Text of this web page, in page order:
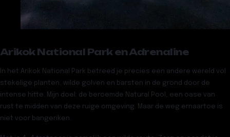
Arikok National Park en Adrenaline
In het Arikok National Park betreed je precies een andere wereld vol
stekelige planten, wilde golven en barsten in de grond door de
intense hitte. Mijn doel: de beroemde Natural Pool , een oase van
rust te midden van deze ruige omgeving. Maar de weg ernaartoe is
niet voor bangeriken.